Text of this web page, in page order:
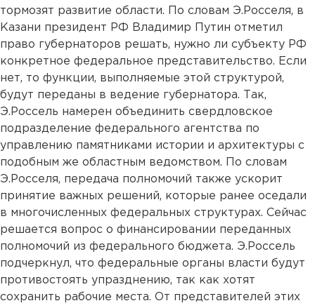
тормозят развитие области. По словам Э.Росселя, в
Казани президент РФ Владимир Путин отметил
право губернаторов решать, нужно ли субъекту РФ
конкретное федеральное представительство. Если
нет, то функции, выполняемые этой структурой,
будут переданы в ведение губернатора. Так,
Э.Россель намерен объединить свердловское
подразделение федерального агентства по
управлению памятниками истории и архитектуры с
подобным же областным ведомством. По словам
Э.Росселя, передача полномочий также ускорит
принятие важных решений, которые ранее оседали
в многочисленных федеральных структурах. Сейчас
решается вопрос о финансировании переданных
полномочий из федерального бюджета. Э.Россель
подчеркнул, что федеральные органы власти будут
противостоять упразднению, так как хотят
сохранить рабочие места. От представителей этих